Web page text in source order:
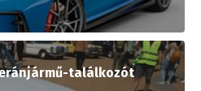
találkozót